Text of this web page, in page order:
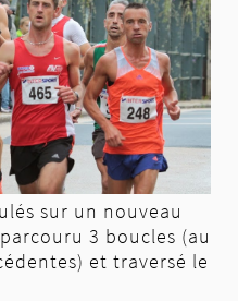
Gauvrit 1h17'15",
Mathias Jaulin
a fait une erreur
Yoann Jadaud
complète le
photos
sur un nouveau
3 boucles (au
et traversé le